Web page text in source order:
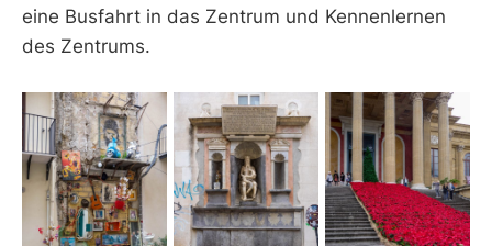
eine Busfahrt in das Zentrum und Kennenlernen
des Zentrums.